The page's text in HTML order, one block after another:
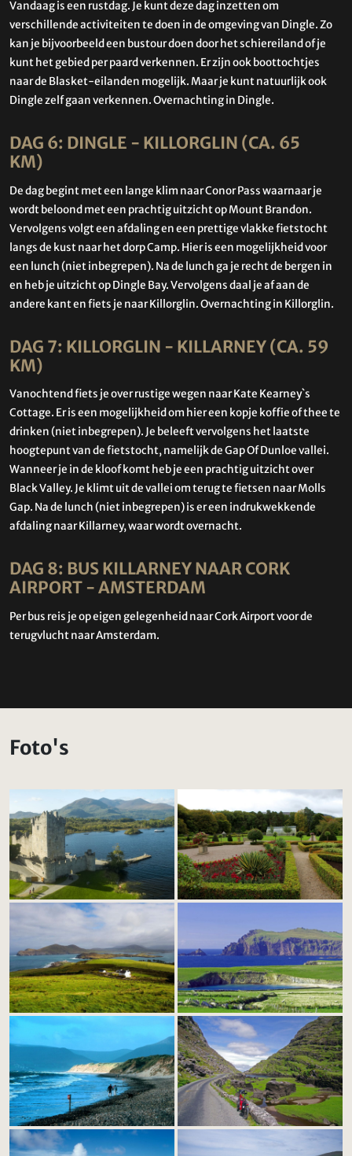
Vandaag is een rustdag. Je kunt deze dag inzetten om
verschillende activiteiten te doen in de omgeving van Dingle. Zo
kan je bijvoorbeeld een bustour doen door het schiereiland of je
kunt het gebied per paard verkennen. Er zijn ook boottochtjes
naar de Blasket-eilanden mogelijk. Maar je kunt natuurlijk ook
Dingle zelf gaan verkennen. Overnachting in Dingle.
DAG 6: DINGLE - KILLORGLIN (CA. 65
KM)
De dag begint met een lange klim naar Conor Pass waarnaar je
wordt beloond met een prachtig uitzicht op Mount Brandon.
Vervolgens volgt een afdaling en een prettige vlakke fietstocht
langs de kust naar het dorp Camp. Hier is een mogelijkheid voor
een lunch (niet inbegrepen). Na de lunch ga je recht de bergen in
en heb je uitzicht op Dingle Bay. Vervolgens daal je af aan de
andere kant en fiets je naar Killorglin. Overnachting in Killorglin.
DAG 7: KILLORGLIN - KILLARNEY (CA. 59
KM)
Vanochtend fiets je over rustige wegen naar Kate Kearney`s
Cottage. Er is een mogelijkheid om hier een kopje koffie of thee te
drinken (niet inbegrepen). Je beleeft vervolgens het laatste
hoogtepunt van de fietstocht, namelijk de Gap Of Dunloe vallei.
Wanneer je in de kloof komt heb je een prachtig uitzicht over
Black Valley. Je klimt uit de vallei om terug te fietsen naar Molls
Gap. Na de lunch (niet inbegrepen) is er een indrukwekkende
afdaling naar Killarney, waar wordt overnacht.
DAG 8: BUS KILLARNEY NAAR CORK
AIRPORT - AMSTERDAM
Per bus reis je op eigen gelegenheid naar Cork Airport voor de
terugvlucht naar Amsterdam.
Foto's